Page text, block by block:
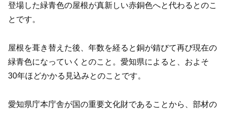
登場した緑青色の屋根が真新しい赤銅色へと代わるとのこ
とです。
屋根を葺き替えた後、年数を経ると銅が錆びて再び現在の
緑青色になっていくとのこと。愛知県によると、およそ
30年ほどかかる見込みとのことです。
愛知県庁本庁舎が国の重要文化財であることから、部材の